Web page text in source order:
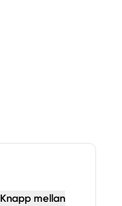
Knapp mellan